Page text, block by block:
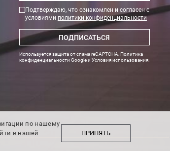
наш счет в течении 3-5 дней.
Подтверждаю, что ознакомлен и согласен с
условиями политики конфиденциальности
ПОДПИСАТЬСЯ
Используется защита от спама reCAPTCHA, Политика
конфиденциальности Googleи Условия использования.
по нашему
в нашей
ПРИНЯТЬ